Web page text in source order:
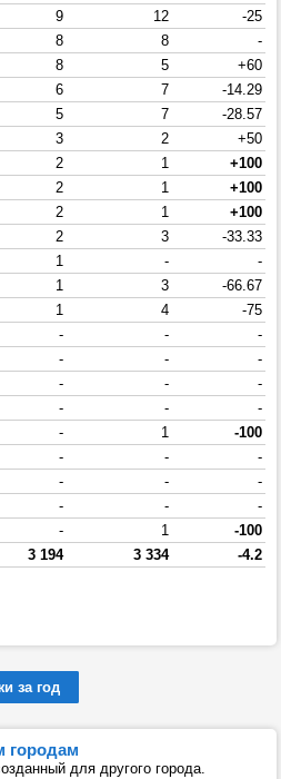
9 12
-25
8 8
-
8 5
+60
6 7
-14.29
5 7
-28.57
3 2
+50
2 1
+100
2 1
+100
2 1
+100
2 3
-33.33
1 -
-
1 3
-66.67
1 4
-75
- -
-
- -
-
- -
-
- -
-
- 1
-100
- -
-
- -
-
- -
-
- 1
-100
3 194 3 334 -4.2
за год
городам
для другого города.